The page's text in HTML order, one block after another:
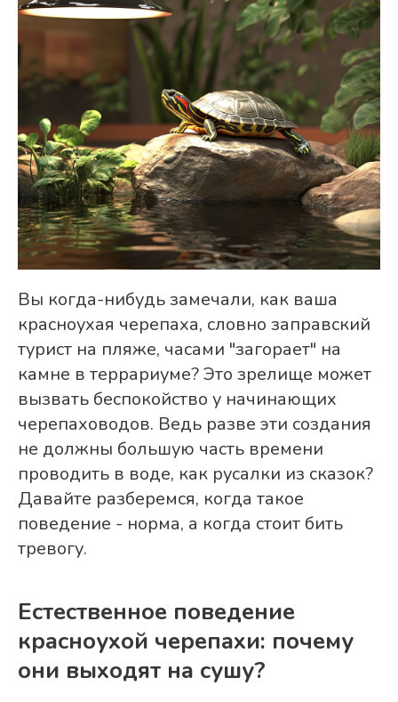
Вы когда-нибудь замечали, как ваша
красноухая черепаха, словно заправский
турист на пляже, часами "загорает" на
камне в террариуме? Это зрелище может
вызвать беспокойство у начинающих
черепаховодов. Ведь разве эти создания
не должны большую часть времени
проводить в воде, как русалки из сказок?
Давайте разберемся, когда такое
поведение - норма, а когда стоит бить
тревогу.
Естественное поведение
красноухой черепахи: почему
они выходят на сушу?